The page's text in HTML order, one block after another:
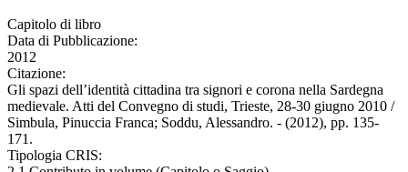
Capitolo di libro
Data di Pubblicazione:
2012
Citazione:
Gli spazi dell’identità cittadina tra signori e corona nella Sardegna
medievale. Atti del Convegno di studi, Trieste, 28-30 giugno 2010 /
Simbula, Pinuccia Franca; Soddu, Alessandro. - (2012), pp. 135-
171.
Tipologia CRIS: